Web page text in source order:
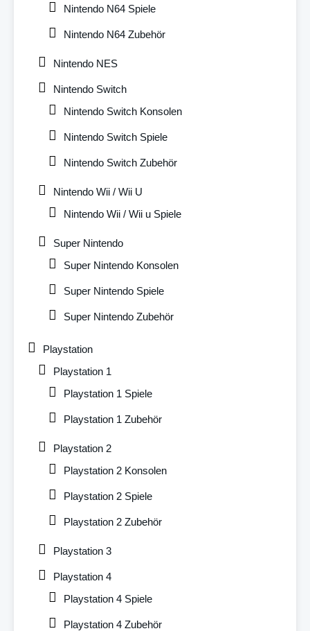
Nintendo N64 Spiele
Nintendo N64 Zubehör
Nintendo NES
Nintendo Switch
Nintendo Switch Konsolen
Nintendo Switch Spiele
Nintendo Switch Zubehör
Nintendo Wii / Wii U
Nintendo Wii / Wii u Spiele
Super Nintendo
Super Nintendo Konsolen
Super Nintendo Spiele
Super Nintendo Zubehör
Playstation
Playstation 1
Playstation 1 Spiele
Playstation 1 Zubehör
Playstation 2
Playstation 2 Konsolen
Playstation 2 Spiele
Playstation 2 Zubehör
Playstation 3
Playstation 4
Playstation 4 Spiele
Playstation 4 Zubehör